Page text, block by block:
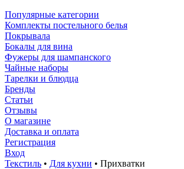
Популярные категории
Комплекты постельного белья
Покрывала
Бокалы для вина
Фужеры для шампанского
Чайные наборы
Тарелки и блюдца
Бренды
Статьи
Отзывы
О магазине
Доставка и оплата
Регистрация
Вход
Текстиль • Для кухни • Прихватки